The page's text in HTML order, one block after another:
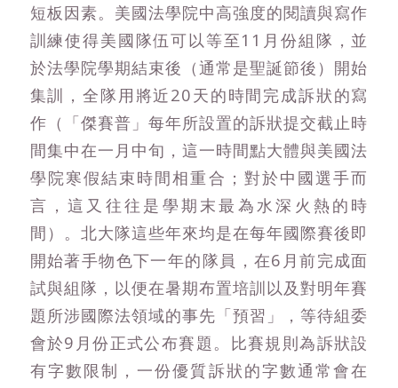
短板因素。美國法學院中高強度的閱讀與寫作
訓練使得美國隊伍可以等至11月份組隊，並
於法學院學期結束後（通常是聖誕節後）開始
集訓，全隊用將近20天的時間完成訴狀的寫
作（「傑賽普」每年所設置的訴狀提交截止時
間集中在一月中旬，這一時間點大體與美國法
學院寒假結束時間相重合；對於中國選手而
言，這又往往是學期末最為水深火熱的時
間）。北大隊這些年來均是在每年國際賽後即
開始著手物色下一年的隊員，在6月前完成面
試與組隊，以便在暑期布置培訓以及對明年賽
題所涉國際法領域的事先「預習」，等待組委
會於9月份正式公布賽題。比賽規則為訴狀設
有字數限制，一份優質訴狀的字數通常會在